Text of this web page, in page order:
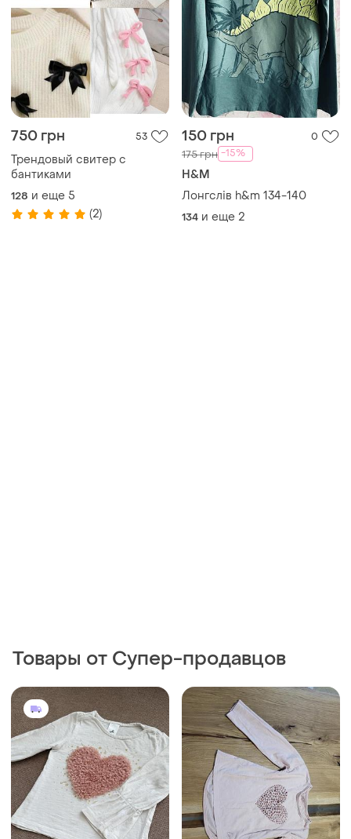
750 грн 53
Трендовый свитер с
бантиками
128 и еще 5
(2)
150 грн 0
175 грн -15%
H&M
Лонгслів h&m 134-140
134 и еще 2
Товары от Супер-продавцов